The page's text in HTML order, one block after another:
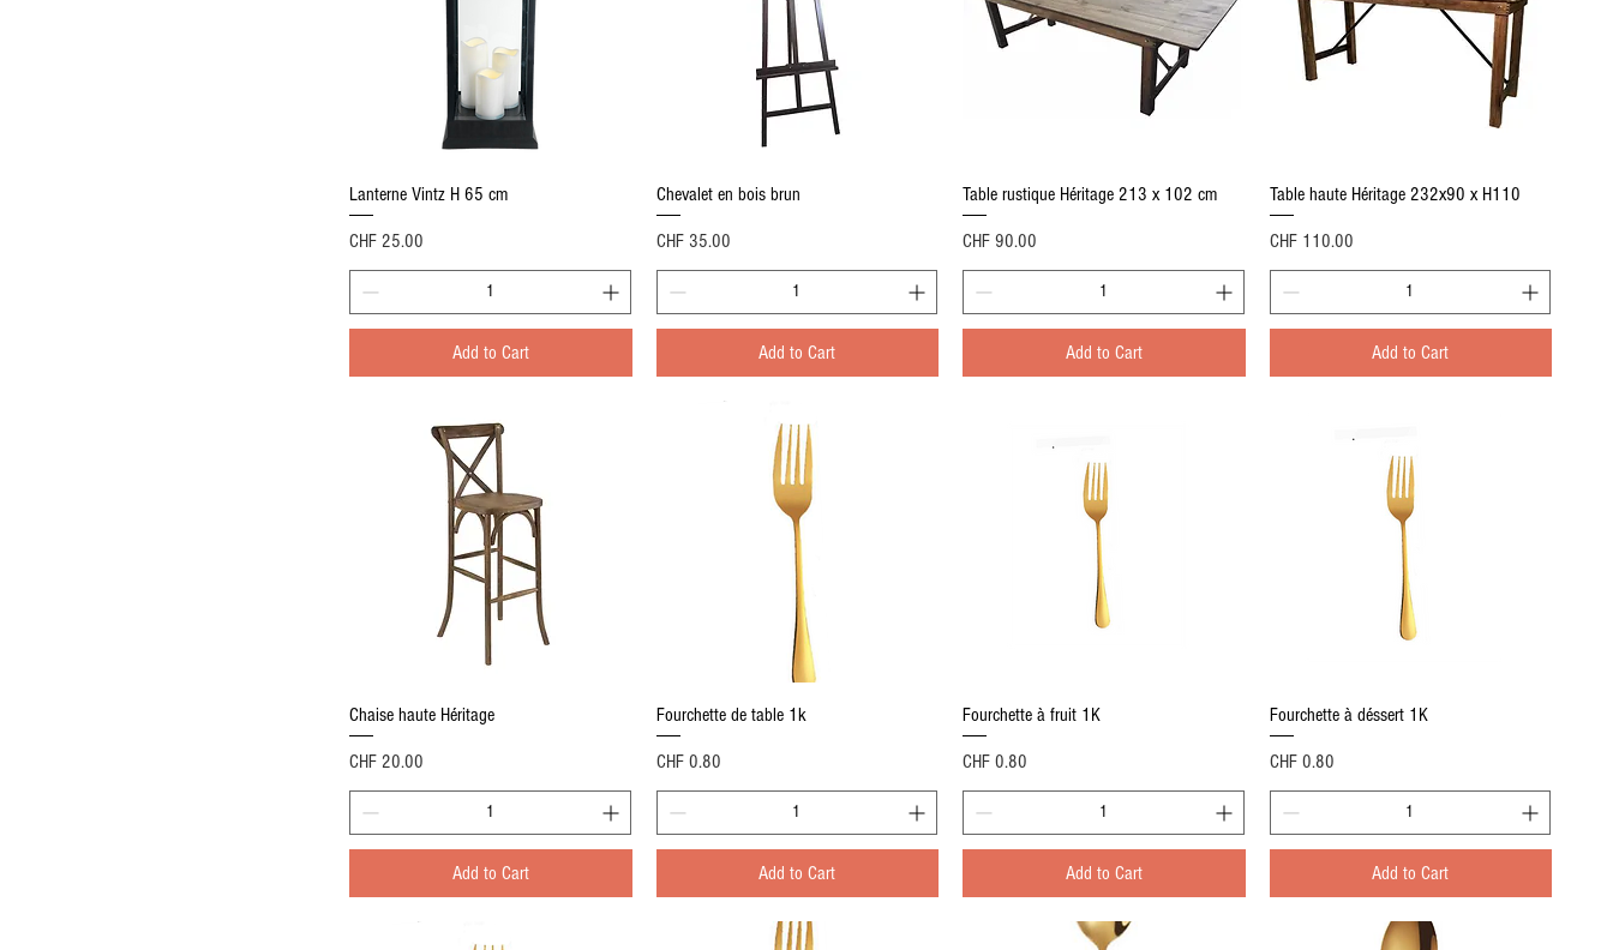
Quick View
Lanterne Vintz H 65 cm
Price
CHF 25.00
Add to Cart
Quick View
Chevalet en bois brun
Price
CHF 35.00
Add to Cart
Quick View
Table rustique Héritage 213 x 102 cm
Price
CHF 90.00
Add to Cart
Quick View
Table haute Héritage 232x90 x H110
Price
CHF 110.00
Add to Cart
Quick View
Chaise haute Héritage
Price
CHF 20.00
Add to Cart
Quick View
Fourchette de table 1k
Price
CHF 0.80
Add to Cart
Quick View
Fourchette à fruit 1K
Price
CHF 0.80
Add to Cart
Quick View
Fourchette à déssert 1K
Price
CHF 0.80
Add to Cart